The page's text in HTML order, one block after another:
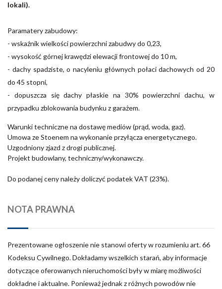
lokali).
Paramatery zabudowy:
- wskaźnik wielkości powierzchni zabudwy do 0,23,
- wysokość górnej krawędzi elewacji frontowej do 10 m,
- dachy spadziste, o nacyleniu głównych połaci dachowych od 20
do 45 stopni,
- dopuszcza się dachy płaskie na 30% powierzchni dachu, w
przypadku zblokowania budynku z garażem.
Warunki techniczne na dostawę mediów (prąd, woda, gaz).
Umowa ze Stoenem na wykonanie przyłącza energetycznego.
Uzgodniony zjazd z drogi publicznej.
Projekt budowlany, techniczny/wykonawczy.
Do podanej ceny należy doliczyć podatek VAT (23%).
NOTA PRAWNA
Prezentowane ogłoszenie nie stanowi oferty w rozumieniu art. 66
Kodeksu Cywilnego. Dokładamy wszelkich starań, aby informacje
dotyczące oferowanych nieruchomości były w miarę możliwości
dokładne i aktualne. Ponieważ jednak z różnych powodów nie